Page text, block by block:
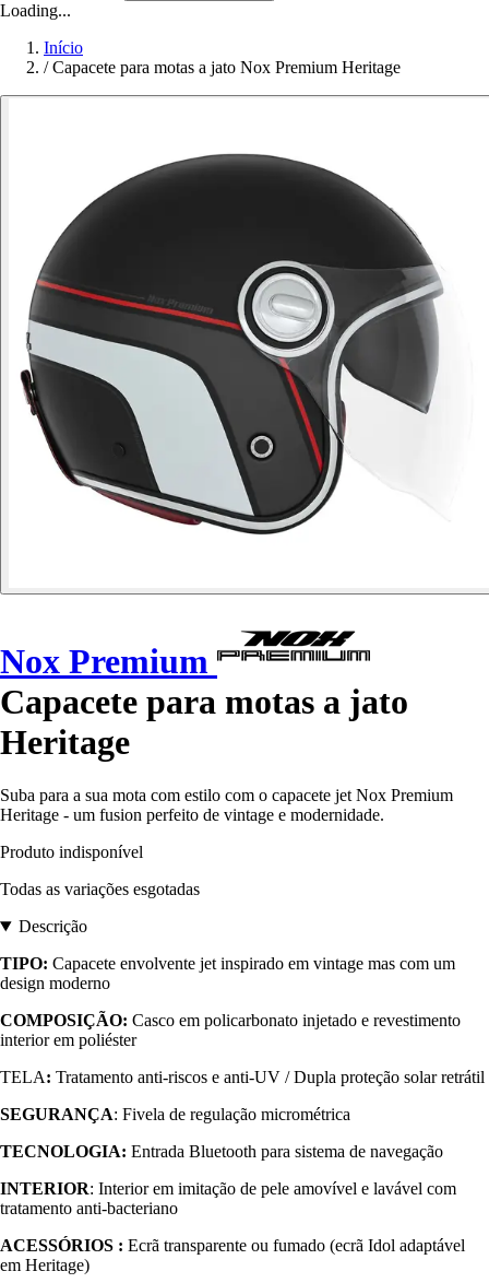
Loading...
Início
/ Capacete para motas a jato Nox Premium Heritage
Nox Premium
Capacete para motas a jato
Heritage
Suba para a sua mota com estilo com o capacete jet Nox Premium
Heritage - um fusion perfeito de vintage e modernidade.
Produto indisponível
Todas as variações esgotadas
Descrição
TIPO: Capacete envolvente jet inspirado em vintage mas com um
design moderno
COMPOSIÇÃO: Casco em policarbonato injetado e revestimento
interior em poliéster
TELA: Tratamento anti-riscos e anti-UV / Dupla proteção solar retrátil
SEGURANÇA: Fivela de regulação micrométrica
TECNOLOGIA: Entrada Bluetooth para sistema de navegação
INTERIOR: Interior em imitação de pele amovível e lavável com
tratamento anti-bacteriano
ACESSÓRIOS : Ecrã transparente ou fumado (ecrã Idol adaptável
em Heritage)